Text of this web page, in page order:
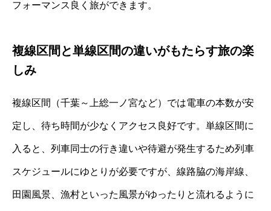
フォーマンス良く旅ができます。
複線区間と単線区間の違いがもたらす旅の楽
しみ
複線区間（千葉～上総一ノ宮など）では電車の本数が安
定し、待ち時間が少なくアクセス良好です。単線区間に
入ると、列車同士の行き違いや待避が発生するため列車
スケジュールにゆとりが必要ですが、線路脇の海岸線、
田園風景、漁村といった風景がゆったりと流れるように